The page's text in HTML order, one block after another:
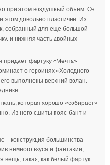
при этом воздушный объем. Он
довольно пластичен. Из
собранный для еще большой
и нижняя часть двойных
придает фартуку «Мечта»
о героинях «Холодного
выполнены верхний волан,
которая хорошо «собирает»
Из него сшиты пояс-бант и
– конструкция большинства
немного вкуса и фантазии,
вещь, такая, как белый фартук